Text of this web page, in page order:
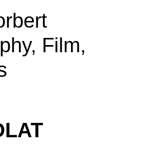
Film,